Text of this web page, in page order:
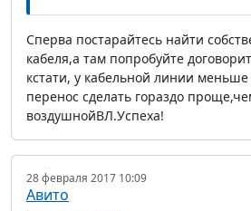
Сперва постарайтесь найти
кабеля,а там попробуйте
кстати, у кабельной линии
перенос сделать гораздо
воздушнойВЛ.Успеха!
28 февраля 2017 10:09
Авито